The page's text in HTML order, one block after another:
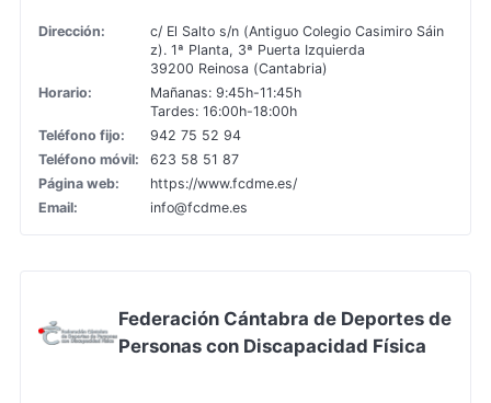
Dirección:
c/ El Salto s/n (Antiguo Colegio Casimiro Sáin
z). 1ª Planta, 3ª Puerta Izquierda
39200 Reinosa (Cantabria)
Horario:
Mañanas: 9:45h-11:45h
Tardes: 16:00h-18:00h
Teléfono fijo:
942 75 52 94
Teléfono móvil:
623 58 51 87
Página web:
https://www.fcdme.es/
Email:
info@fcdme.es
Federación Cántabra de Deportes de
Personas con Discapacidad Física